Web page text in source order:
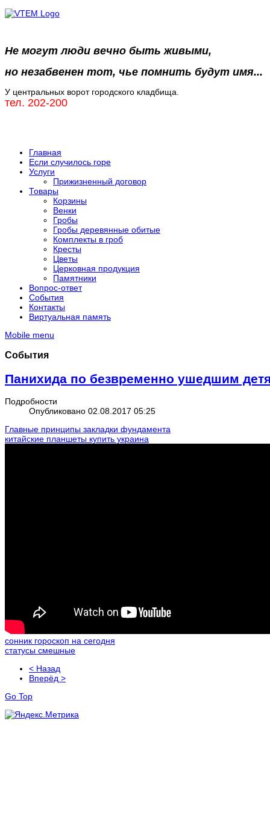
Не могут люди вечно быть живыми,
но незабвенен тот, чье помнить будут имя...
У центральных ворот городского кладбища.
тел. 202-200
Главная
Если случилось горе
Услуги
Прижизненный договор
Товары
Корзины
Венки
Гробы
Гробы деревянные обитые
Комплекты в гроб
Кресты
Цветы
Церковная продукция
Памятники
Вопрос-ответ
События
Контакты
Виртуальная память
Mobile menu
События
Панихида по безвременно ушедшим
Подробности
Опубликовано 02.08.2017 05:25
Главные принципы закладки фундамента
китайские планшеты купить украина
сонник гороскоп на сегодня
статусы смешные
< Назад
Вперёд >
Go Top